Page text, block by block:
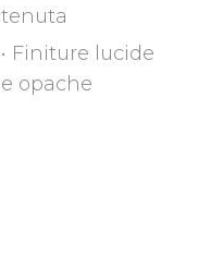
tenuta
• Finiture lucide
e opache